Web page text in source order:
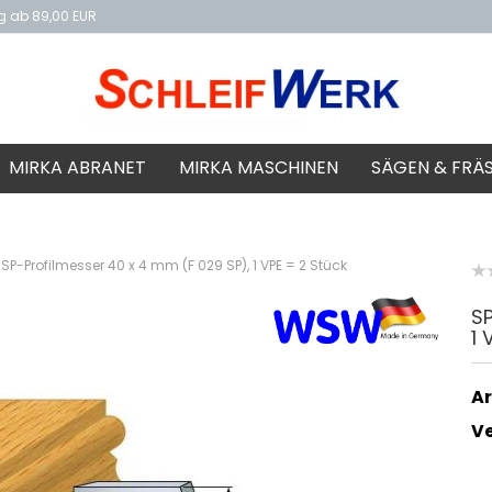
ab 89,00 EUR
MIRKA ABRANET MIRKA MASCHINEN SÄGEN &
SP-Profilmesser 40 x 4 mm (F 029 SP), 1 VPE = 2 Stück
1